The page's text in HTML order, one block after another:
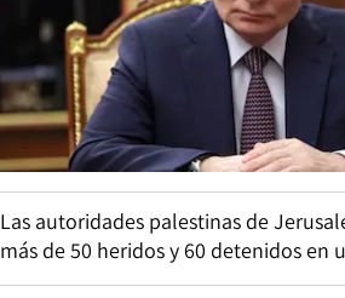
Las autoridades palestinas de
más de 50 heridos y 60 detenidos en